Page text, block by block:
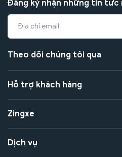
Đăng ký nhận những tin
Theo dõi chúng tôi qua
Hỗ trợ khách hàng
Zingxe
Dịch vụ